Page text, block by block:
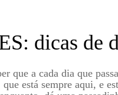
dicas de
que a cada dia que
está sempre aqui, e